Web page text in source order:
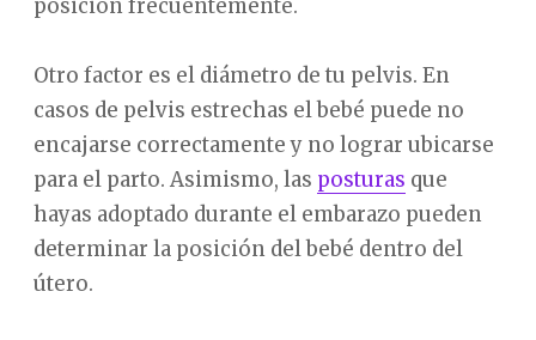
posición frecuentemente.
Otro factor es el diámetro de tu pelvis. En
casos de pelvis estrechas el bebé puede no
encajarse correctamente y no lograr ubicarse
para el parto. Asimismo, las posturas que
hayas adoptado durante el embarazo pueden
determinar la posición del bebé dentro del
útero.